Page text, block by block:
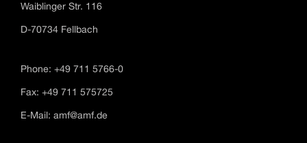
Waiblinger Str. 116
D-70734 Fellbach
Phone: +49 711 5766-0
Fax: +49 711 575725
E-Mail: amf@amf.de